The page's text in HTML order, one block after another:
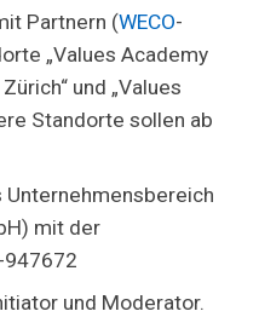
Partnern (WECO-
„Values Academy
und „Values
Standorte sollen ab
Unternehmensbereich
mit der
947672
und Moderator.